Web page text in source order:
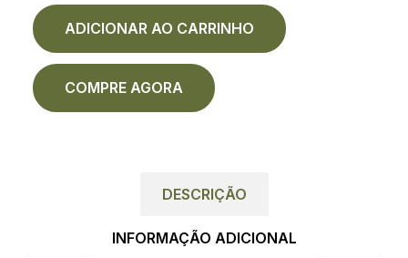
ADICIONAR AO CARRINHO
COMPRE AGORA
DESCRIÇÃO
INFORMAÇÃO ADICIONAL